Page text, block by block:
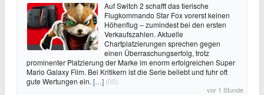
Auf Switch 2 schafft das tierische
Flugkommando Star Fox vorerst keinen
Höhenflug – zumindest bei den ersten
Verkaufszahlen. Aktuelle
Chartplatzierungen sprechen gegen
einen Überraschungserfolg, trotz
prominenter Platzierung der Marke im enorm erfolgreichen Super
Mario Galaxy Film. Bei Kritikern ist die Serie beliebt und fuhr oft
gute Wertungen ein. […] (00)
vor 1 Stunde